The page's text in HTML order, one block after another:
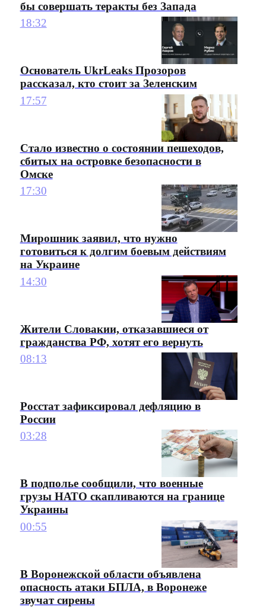
бы совершать теракты без Запада
18:32
Основатель UkrLeaks Прозоров
рассказал, кто стоит за Зеленским
17:57
Стало известно о состоянии пешеходов,
сбитых на островке безопасности в
Омске
17:30
Мирошник заявил, что нужно
готовиться к долгим боевым действиям
на Украине
14:30
Жители Словакии, отказавшиеся от
гражданства РФ, хотят его вернуть
08:13
Росстат зафиксировал дефляцию в
России
03:28
В подполье сообщили, что военные
грузы НАТО скапливаются на границе
Украины
00:55
В Воронежской области объявлена
опасность атаки БПЛА, в Воронеже
звучат сирены